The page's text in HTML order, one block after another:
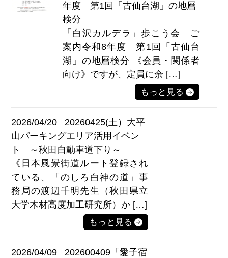
年度 第1回「古仙台湖」の地層
検分
「白沢カルデラ」歩こう会 ご
案内令和8年度 第1回「古仙台
湖」の地層検分 《会員・関係者
向け》ですが、定員に余 […]
もっと見る
2026/04/20
20260425(土）大平
山パーキングエリア活用イベン
ト ～秋田自動車道下り～
《日本風景街道ルート登録され
ている、「のしろ白神の道」事
務局の渡辺千明先生（秋田県立
大学木材高度加工研究所）か […]
もっと見る
2026/04/09
202600409「愛子宿